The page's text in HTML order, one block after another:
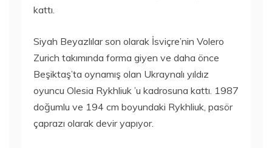
kattı.
Siyah Beyazlılar son olarak İsviçre’nin Volero
Zurich takımında forma giyen ve daha önce
Beşiktaş’ta oynamış olan Ukraynalı yıldız
oyuncu Olesia Rykhliuk ’u kadrosuna kattı. 1987
doğumlu ve 194 cm boyundaki Rykhliuk, pasör
çaprazı olarak devir yapıyor.